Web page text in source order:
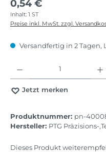
0,54 €
Inhalt: 1 ST
Preise inkl. MwSt. zzgl.
Versandfertig in 2 Tagen,
Jetzt merken
Produktnummer: pn-
Hersteller: PTG Präzisions-
Dieses Produkt